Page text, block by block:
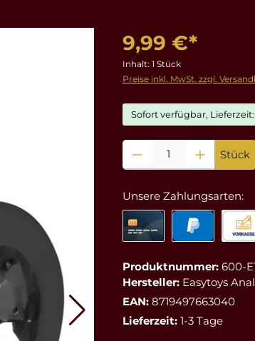
9,99 €*
Inhalt: 1 Stück
Preise inkl. MwSt. zzgl.
Sofort verfügbar, Lieferzeit:
Produkt Anzahl: Gib den
Stück
Unsere Zahlungsarten:
Produktnummer: 600-
Hersteller: Easytoys
EAN: 8719497663040
Lieferzeit: 1-3 Tage